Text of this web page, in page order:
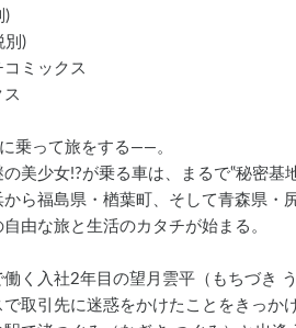
)
別)
ミックス
乗って旅をする――。
美少女!?が乗る車は、まるで‟秘密基
ら福島県・楢葉町、そして青森県・
由な旅と生活のカタチが始まる。
く入社2年目の望月雲平（もちづき う
取引先に迷惑をかけたことをきっか